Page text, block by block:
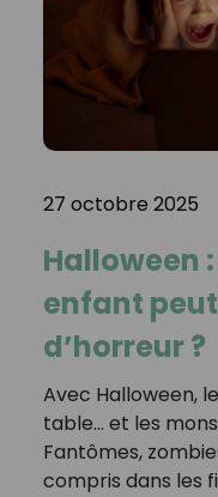
27 octobre 2025
Halloween
enfant
d’horreur ?
Avec Halloween,
table… et les
Fantômes,
compris dans les